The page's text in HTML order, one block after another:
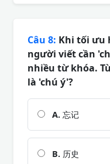
Câu 8: Khi tối ưu
người viết cần
nhiều từ khóa.
là 'chú ý'?
A. 忘记
B. 历史